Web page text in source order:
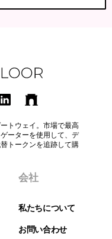
トウェイ。市場で最高
ーターを使用して、デ
トークンを追跡して購
会社
私たちについて
お問い合わせ